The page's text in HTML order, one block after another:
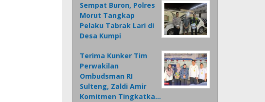
Sempat Buron, Polres
Morut Tangkap
Pelaku Tabrak Lari di
Desa Kumpi
Terima Kunker Tim
Perwakilan
Ombudsman RI
Sulteng, Zaldi Amir
Komitmen Tingkatka…